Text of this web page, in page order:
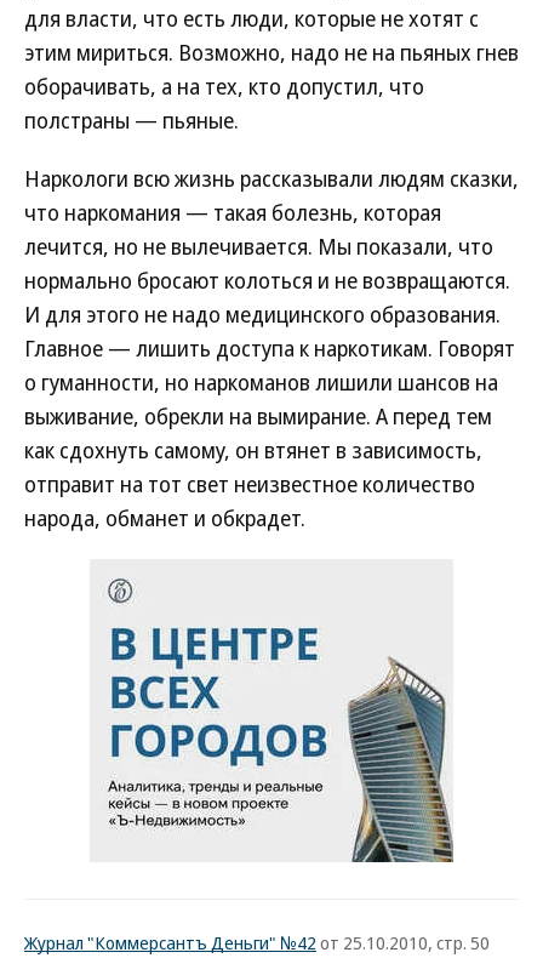
для власти, что есть люди, которые не хотят с
этим мириться. Возможно, надо не на пьяных гнев
оборачивать, а на тех, кто допустил, что
полстраны — пьяные.
Наркологи всю жизнь рассказывали людям сказки,
что наркомания — такая болезнь, которая
лечится, но не вылечивается. Мы показали, что
нормально бросают колоться и не возвращаются.
И для этого не надо медицинского образования.
Главное — лишить доступа к наркотикам. Говорят
о гуманности, но наркоманов лишили шансов на
выживание, обрекли на вымирание. А перед тем
как сдохнуть самому, он втянет в зависимость,
отправит на тот свет неизвестное количество
народа, обманет и обкрадет.
Журнал "Коммерсантъ Деньги" №42 от 25.10.2010, стр. 50